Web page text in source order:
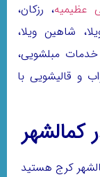
عظیمیه، رزکان،
شاهین ویلا،
خدمات مبلشویی،
و قالیشویی با
کمالشهر
کرج هستید